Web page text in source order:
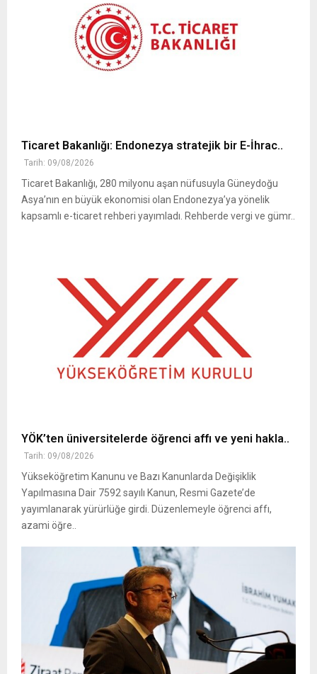
Ticaret Bakanlığı: Endonezya stratejik bir E-İhrac..
Tarih: 09/08/2026
Ticaret Bakanlığı, 280 milyonu aşan nüfusuyla Güneydoğu
Asya’nın en büyük ekonomisi olan Endonezya’ya yönelik
kapsamlı e-ticaret rehberi yayımladı. Rehberde vergi ve gümr..
YÖK’ten üniversitelerde öğrenci affı ve yeni hakla..
Tarih: 09/08/2026
Yükseköğretim Kanunu ve Bazı Kanunlarda Değişiklik
Yapılmasına Dair 7592 sayılı Kanun, Resmi Gazete’de
yayımlanarak yürürlüğe girdi. Düzenlemeyle öğrenci affı,
azami öğre..